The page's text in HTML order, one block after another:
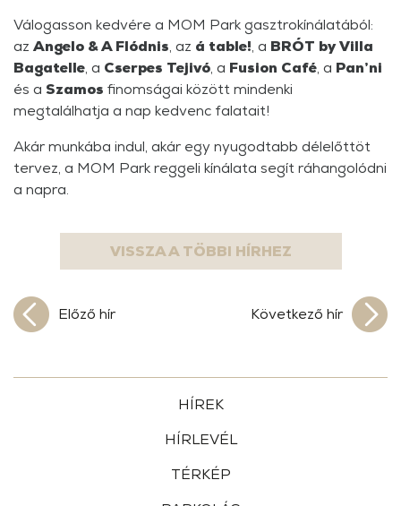
Válogasson kedvére a MOM Park gasztrokínálatából:
az Angelo & A Flódnis, az á table!, a BRÓT by Villa
Bagatelle, a Cserpes Tejivó, a Fusion Café, a Pan’ni
és a Szamos finomságai között mindenki
megtalálhatja a nap kedvenc falatait!
Akár munkába indul, akár egy nyugodtabb délelőttöt
tervez, a MOM Park reggeli kínálata segít ráhangolódni
a napra.
Előző hír
VISSZA A TÖBBI HÍRHEZ
Következő hír
HÍREK
HÍRLEVÉL
TÉRKÉP